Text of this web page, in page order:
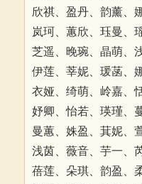
欣祺、盈丹、韵薰、
岚珂、蕙欣、珏曼、
芝遥、晚琬、晶萌、
伊莲、莘妮、瑗菡、
衣娅、绮萌、岭嘉、
妤卿、怡若、瑛瑾、
曼蕙、姝盈、萁妮、
浅茵、薇音、芋一、
蓓莲、朵琪、韵盈、